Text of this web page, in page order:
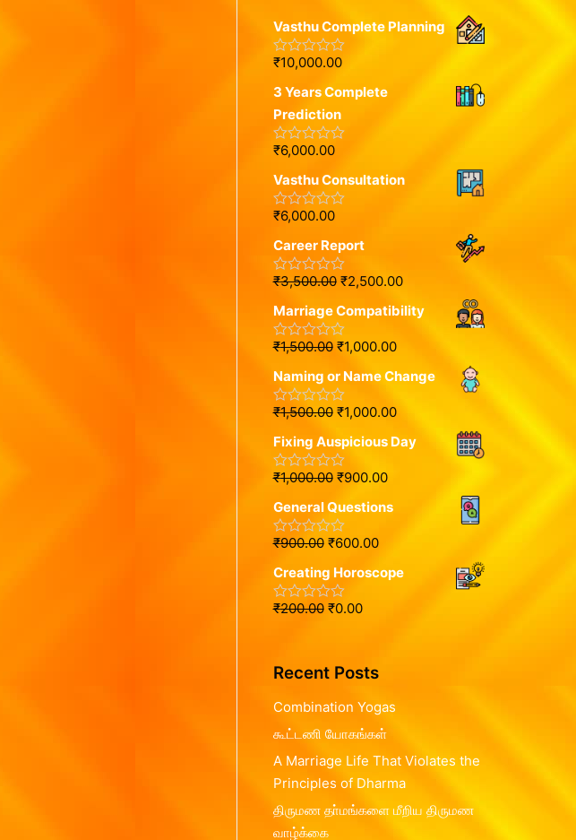
Vasthu Complete Planning
R
t
d
0
o
u
t
o
f
5
₹10,000.00
3 Years Complete
Prediction
R
t
e
d
0
u
t
o
f
₹6,000.00
Vasthu Consultation
R
t
e
d
0
u
t
o
f
₹6,000.00
Career Report
R
t
e
d
0
u
t
o
f
₹3,500.00 ₹2,500.00
Marriage Compatibility
R
t
e
d
0
u
t
o
f
₹1,500.00 ₹1,000.00
Naming or Name Change
R
t
e
d
0
u
t
o
f
₹1,500.00 ₹1,000.00
Fixing Auspicious Day
R
t
e
d
0
u
t
o
f
₹1,000.00 ₹900.00
General Questions
R
t
e
d
0
o
f
₹900.00 ₹600.00
Creating Horoscope
R
d
0
u
o
5
₹200.00 ₹0.00
Recent Posts
Combination Yogas
கூட்டணி யோகங்கள்
A Marriage Life That Violates the
Principles of Dharma
திருமண தா்மங்களை மீறிய திருமண
வாழ்க்கை